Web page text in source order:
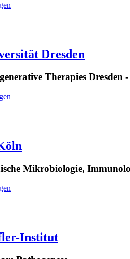
Dresden
Therapies Dresden
Mikrobiologie,
Institut